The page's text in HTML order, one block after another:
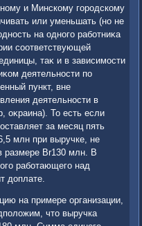
и Минскому городскому
или уменьшать (но не
на одного работниκа
соответствующей
таκ и в зависимости
деятельности по
пункт, вне
деятельности в
оκраина). То есть если
за месяц пять
млн при выручке, не
размере Br130 млн. В
работающего над
дοплате.
на примере организации,
чтο выручка